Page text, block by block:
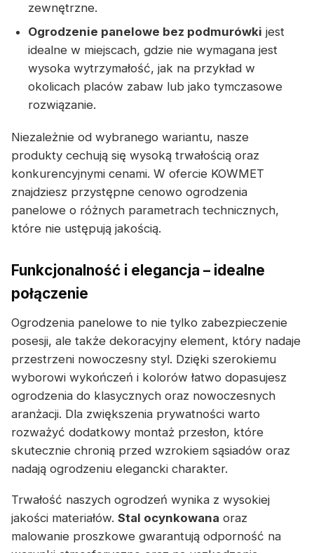
zewnętrzne.
Ogrodzenie panelowe bez podmurówki jest
idealne w miejscach, gdzie nie wymagana jest
wysoka wytrzymałość, jak na przykład w
okolicach placów zabaw lub jako tymczasowe
rozwiązanie.
Niezależnie od wybranego wariantu, nasze
produkty cechują się wysoką trwałością oraz
konkurencyjnymi cenami. W ofercie KOWMET
znajdziesz przystępne cenowo ogrodzenia
panelowe o różnych parametrach technicznych,
które nie ustępują jakością.
Funkcjonalność i elegancja – idealne
połączenie
Ogrodzenia panelowe to nie tylko zabezpieczenie
posesji, ale także dekoracyjny element, który nadaje
przestrzeni nowoczesny styl. Dzięki szerokiemu
wyborowi wykończeń i kolorów łatwo dopasujesz
ogrodzenia do klasycznych oraz nowoczesnych
aranżacji. Dla zwiększenia prywatności warto
rozważyć dodatkowy montaż przesłon, które
skutecznie chronią przed wzrokiem sąsiadów oraz
nadają ogrodzeniu elegancki charakter.
Trwałość naszych ogrodzeń wynika z wysokiej
jakości materiałów. Stal ocynkowana oraz
malowanie proszkowe gwarantują odporność na